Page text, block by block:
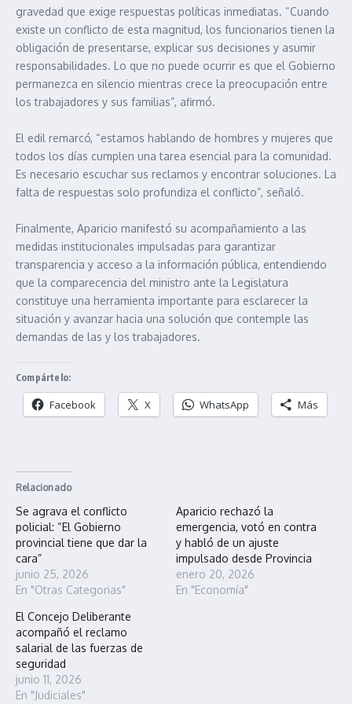
gravedad que exige respuestas políticas inmediatas. “Cuando
existe un conflicto de esta magnitud, los funcionarios tienen la
obligación de presentarse, explicar sus decisiones y asumir
responsabilidades. Lo que no puede ocurrir es que el Gobierno
permanezca en silencio mientras crece la preocupación entre
los trabajadores y sus familias”, afirmó.
El edil remarcó, “estamos hablando de hombres y mujeres que
todos los días cumplen una tarea esencial para la comunidad.
Es necesario escuchar sus reclamos y encontrar soluciones. La
falta de respuestas solo profundiza el conflicto”, señaló.
Finalmente, Aparicio manifestó su acompañamiento a las
medidas institucionales impulsadas para garantizar
transparencia y acceso a la información pública, entendiendo
que la comparecencia del ministro ante la Legislatura
constituye una herramienta importante para esclarecer la
situación y avanzar hacia una solución que contemple las
demandas de las y los trabajadores.
Compártelo:
Facebook X WhatsApp Más
Relacionado
Se agrava el conflicto
policial: “El Gobierno
provincial tiene que dar la
cara”
junio 25, 2026
En "Otras Categorias"
Aparicio rechazó la
emergencia, votó en contra
y habló de un ajuste
impulsado desde Provincia
enero 20, 2026
En "Economía"
El Concejo Deliberante
acompañó el reclamo
salarial de las fuerzas de
seguridad
junio 11, 2026
En "Judiciales"